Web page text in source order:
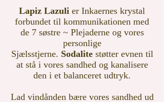
Lapiz Lazuli er Inkaernes krystal
forbundet til kommunikationen med
de 7 søstre ~ Plejaderne og vores
personlige
Sjælsstjerne. Sodalitestøtter evnen til
at stå i vores sandhed og kanalisere
den i et balanceret udtryk.
Lad vindånden bære vores sandhed ud